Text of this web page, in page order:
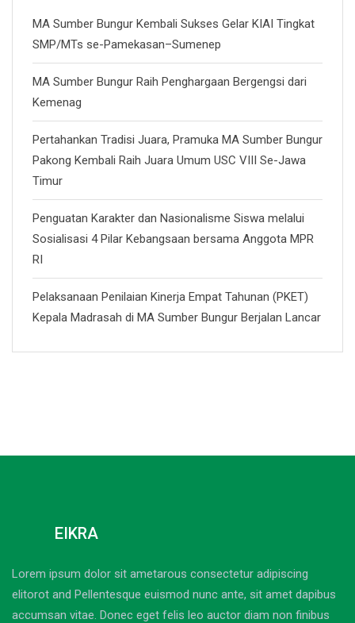
MA Sumber Bungur Kembali Sukses Gelar KIAI Tingkat
SMP/MTs se-Pamekasan–Sumenep
MA Sumber Bungur Raih Penghargaan Bergengsi dari
Kemenag
Pertahankan Tradisi Juara, Pramuka MA Sumber Bungur
Pakong Kembali Raih Juara Umum USC VIII Se-Jawa
Timur
Penguatan Karakter dan Nasionalisme Siswa melalui
Sosialisasi 4 Pilar Kebangsaan bersama Anggota MPR
RI
Pelaksanaan Penilaian Kinerja Empat Tahunan (PKET)
Kepala Madrasah di MA Sumber Bungur Berjalan Lancar
EIKRA
Lorem ipsum dolor sit ametarous consectetur adipiscing
elitorot and Pellentesque euismod nunc ante, sit amet dapibus
accumsan vitae. Donec eget felis leo auctor diam non finibus